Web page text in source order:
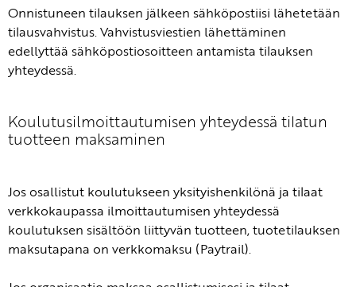
Onnistuneen tilauksen jälkeen sähköpostiisi lähetetään
tilausvahvistus. Vahvistusviestien lähettäminen
edellyttää sähköpostiosoitteen antamista tilauksen
yhteydessä.
Koulutusilmoittautumisen yhteydessä tilatun
tuotteen maksaminen
Jos osallistut koulutukseen yksityishenkilönä ja tilaat
verkkokaupassa ilmoittautumisen yhteydessä
koulutuksen sisältöön liittyvän tuotteen, tuotetilauksen
maksutapana on verkkomaksu (Paytrail).